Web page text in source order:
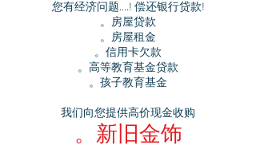
您有经济问题....! 偿还银行贷款!
。房屋贷款
。房屋租金
。信用卡欠款
。高等教育基金贷款
。孩子教育基金
我们向您提供高价现金收购
。新旧金饰